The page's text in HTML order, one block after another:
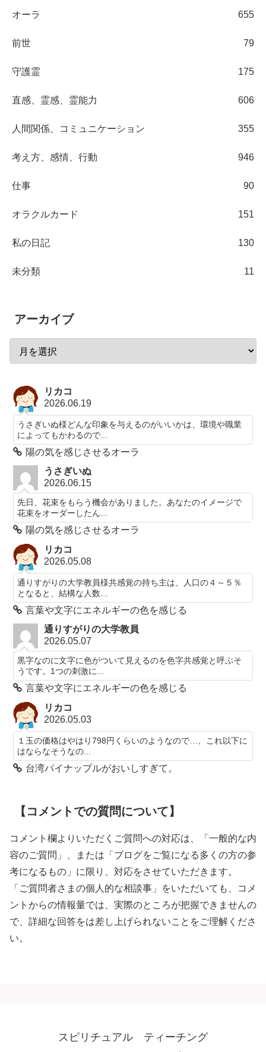
オーラ 655
前世 79
守護霊 175
直感、霊感、霊能力 606
人間関係、コミュニケーション 355
考え方、感情、行動 946
仕事 90
オラクルカード 151
私の日記 130
未分類 11
アーカイブ
リカコ
2026.06.19
うさぎいぬ様どんな印象を与えるのがいいかは、環境や職業
によってもかわるので...
陽の気を感じさせるオーラ
うさぎいぬ
2026.06.15
先日、花束をもらう機会がありました。あなたのイメージで
花束をオーダーしたん...
陽の気を感じさせるオーラ
リカコ
2026.05.08
通りすがりの大学教員様共感覚の持ち主は、人口の４～５％
となると、結構な人数...
言葉や文字にエネルギーの色を感じる
通りすがりの大学教員
2026.05.07
黒字なのに文字に色がついて見えるのを色字共感覚と呼ぶそ
うです。1つの刺激に...
言葉や文字にエネルギーの色を感じる
リカコ
2026.05.03
１玉の価格はやはり798円くらいのようなので…、これ以下に
はならなそうなの...
台湾パイナップルがおいしすぎて。
【コメントでの質問について】
コメント欄よりいただくご質問への対応は、「一般的な内
容のご質問」、または「ブログをご覧になる多くの方の参
考になるもの」に限り、対応をさせていただきます。
「ご質問者さまの個人的な相談事」をいただいても、コメ
ントからの情報量では、実際のところが把握できませんの
で、詳細な回答をは差し上げられないことをご理解くださ
い。
スピリチュアル ティーチング